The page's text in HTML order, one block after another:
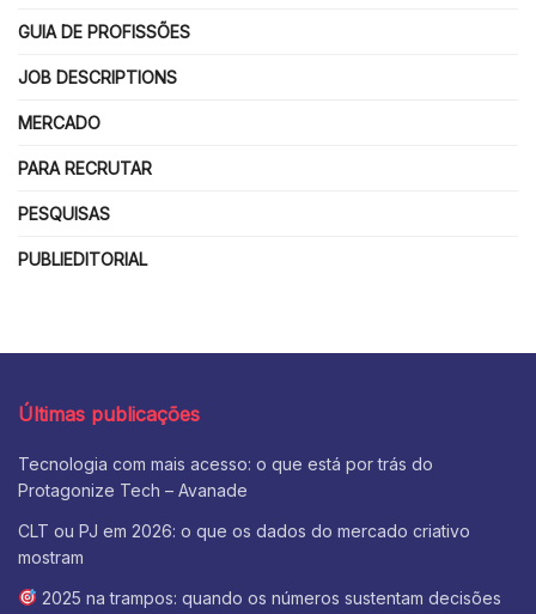
GUIA DE PROFISSÕES
JOB DESCRIPTIONS
MERCADO
PARA RECRUTAR
PESQUISAS
PUBLIEDITORIAL
Últimas publicações
Tecnologia com mais acesso: o que está por trás do
Protagonize Tech – Avanade
CLT ou PJ em 2026: o que os dados do mercado criativo
mostram
2025 na trampos: quando os números sustentam decisões